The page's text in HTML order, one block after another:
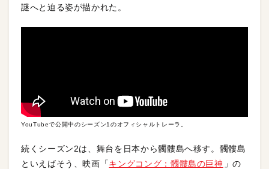
謎へと迫る姿が描かれた。
YouTubeで公開中のシーズン1のオフィシャルトレーラ。
続くシーズン2は、舞台を日本から髑髏島へ移す。髑髏島
といえばそう、映画「キングコング：髑髏島の巨神 」の